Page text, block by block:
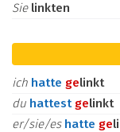
Sie linkten
ich hatte gelinkt
du hattest gelinkt
er/sie/es hatte ge